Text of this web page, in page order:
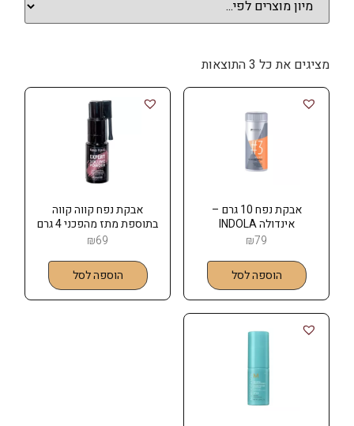
מציגים את כל ⁦3⁩ התוצאות
אבקת נפח 10 גרם –
אינדולה INDOLA
₪79
הוספה לסל
אבקת נפח קווה קווה
בתוספת מתז מהפכני 4 גרם
₪69
הוספה לסל